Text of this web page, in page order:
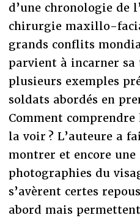
d’une chronologie de
chirurgie maxillo-
grands conflits
parvient à incarner
plusieurs exemples
soldats abordés en
Comment
la voir ? L’auteure a
montrer et encore une
photographies du
s’avèrent certes
abord mais